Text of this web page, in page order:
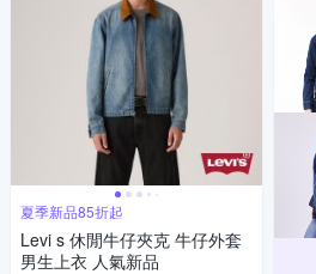
夏季新品85折起
Levi s 休閒牛仔夾克 牛仔外套
男生上衣 人氣新品